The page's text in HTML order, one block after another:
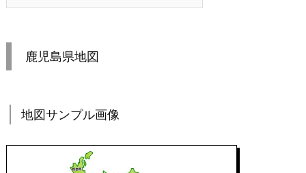
鹿児島県地図
地図サンプル画像